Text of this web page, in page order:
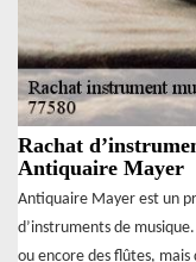
Rachat
Antiquaire Mayer
Antiquaire Mayer est un
d’instruments de
ou encore des flûtes,